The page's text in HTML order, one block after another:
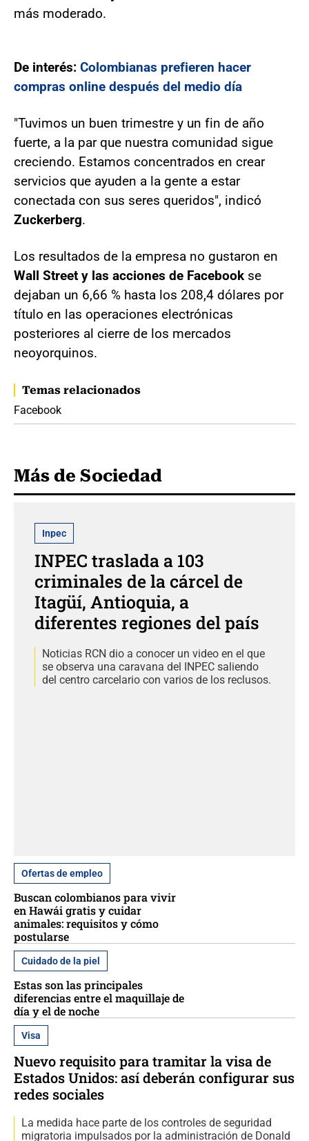
más moderado.
De interés: Colombianas prefieren hacer
compras online después del medio día
"Tuvimos un buen trimestre y un fin de año
fuerte, a la par que nuestra comunidad sigue
creciendo. Estamos concentrados en crear
servicios que ayuden a la gente a estar
conectada con sus seres queridos", indicó
Zuckerberg.
Los resultados de la empresa no gustaron en
Wall Street y las acciones de Facebook se
dejaban un 6,66 % hasta los 208,4 dólares por
título en las operaciones electrónicas
posteriores al cierre de los mercados
neoyorquinos.
Temas relacionados
Facebook
Más de Sociedad
Inpec
INPEC traslada a 103
criminales de la cárcel de
Itagüí, Antioquia, a
diferentes regiones del país
Noticias RCN dio a conocer un video en el que
se observa una caravana del INPEC saliendo
del centro carcelario con varios de los reclusos.
Ofertas de empleo
Buscan colombianos para vivir
en Hawái gratis y cuidar
animales: requisitos y cómo
postularse
Cuidado de la piel
Estas son las principales
diferencias entre el maquillaje de
día y el de noche
Visa
Nuevo requisito para tramitar la visa de
Estados Unidos: así deberán configurar sus
redes sociales
La medida hace parte de los controles de seguridad
migratoria impulsados por la administración de Donald